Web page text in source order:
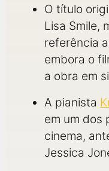
O título
Lisa Smile,
referência
embora o
a obra em
A pianista
em um dos
cinema,
Jessica